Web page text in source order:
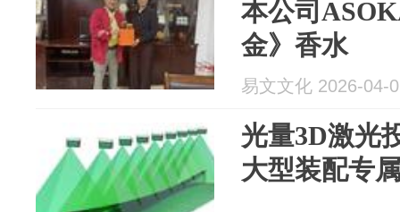
本公司
金》香水
易文文化 2026-04-
光量3D激光
大型装配专